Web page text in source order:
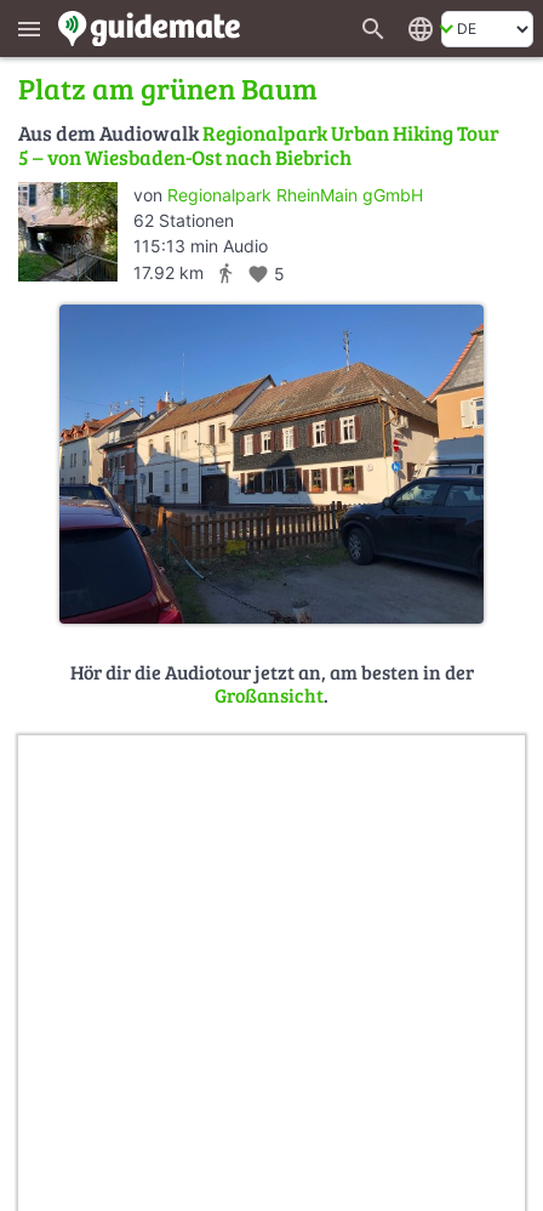
menu search language
Platz am grünen Baum
Aus dem AudiowalkRegionalpark Urban Hiking Tour
5 – von Wiesbaden-Ost nach Biebrich
von Regionalpark RheinMain gGmbH
62 Stationen
115:13 min Audio
17.92 km
directions_walk favorite 5
Hör dir die Audiotour jetzt an, am besten in der
Großansicht.